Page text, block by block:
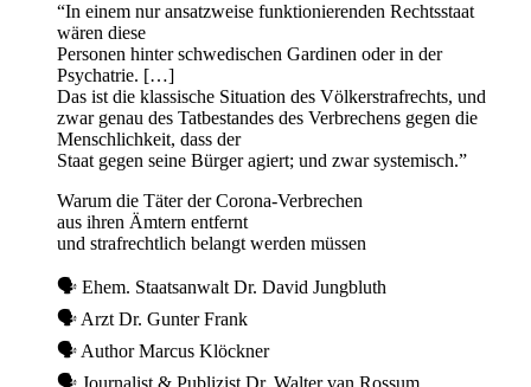
“In einem nur ansatzweise funktionierenden Rechtsstaat
wären diese
Personen hinter schwedischen Gardinen oder in der
Psychatrie. […]
Das ist die klassische Situation des Völkerstrafrechts, und
zwar genau des Tatbestandes des Verbrechens gegen die
Menschlichkeit, dass der
Staat gegen seine Bürger agiert; und zwar systemisch.”
Warum die Täter der Corona-Verbrechen
aus ihren Ämtern entfernt
und strafrechtlich belangt werden müssen
🗣 Ehem. Staatsanwalt Dr. David Jungbluth
🗣 Arzt Dr. Gunter Frank
🗣 Author Marcus Klöckner